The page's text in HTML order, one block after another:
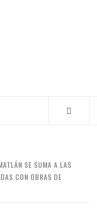
SE SUMA A LAS
CON OBRAS DE